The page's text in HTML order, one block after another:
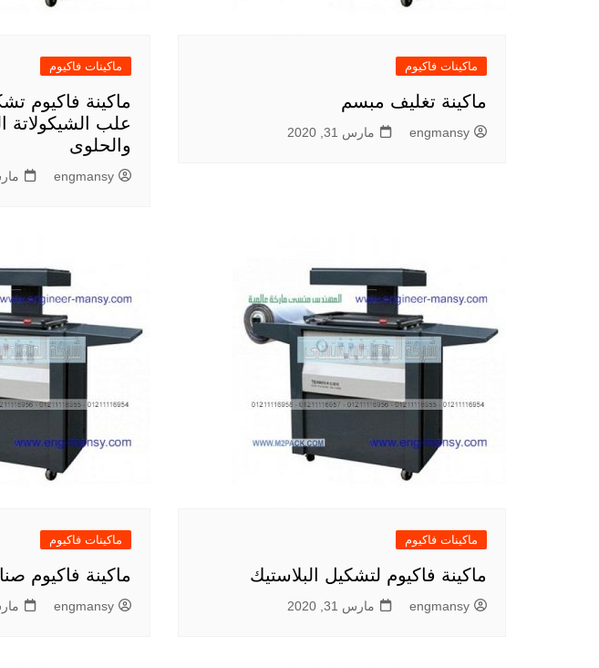
ماكينات فاكيوم
ماكينة تغليف مبسم
engmansy مارس 31, 2020
ماكينات فاكيوم
ماكينة فاكيوم
علب الشيكولاتة
والحلوى
engmansy مارس
ماكينات فاكيوم
ماكينة فاكيوم لتشكيل البلاستيك
engmansy مارس 31, 2020
ماكينات فاكيوم
ماكينة فاكيوم
engmansy مارس